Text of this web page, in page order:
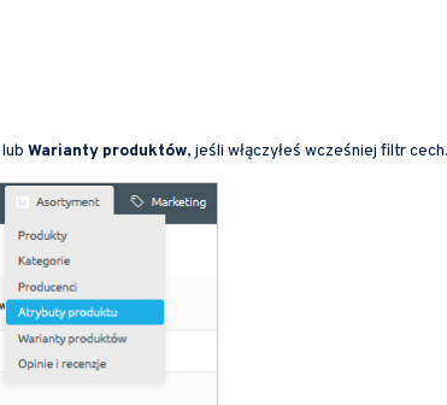
lub Warianty produktów, jeśli włączyłeś wcześniej filtr